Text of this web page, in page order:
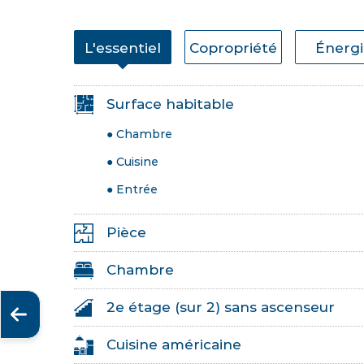
L'essentiel Copropriété
Surface habitable
● Chambre
● Cuisine
● Entrée
Pièce
Chambre
2e étage (sur 2) sans ascenseur
Cuisine américaine